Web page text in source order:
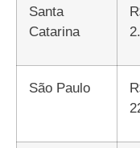
Santa
Catarina
R$
São Paulo
R$